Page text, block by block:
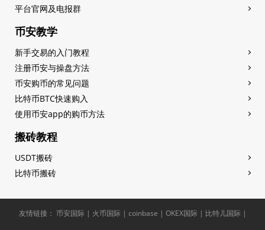
平台官网及电报群
币安教学
新手交易的入门教程
注册币安与操盘方法
币安购币的常见问题
比特币BTC快速购入
使用币安app的购币方法
搬砖教程
USDT搬砖
比特币搬砖
友情链接： 币安国际| 火币国际| coinbase | OKEX国际| 比特儿国际|